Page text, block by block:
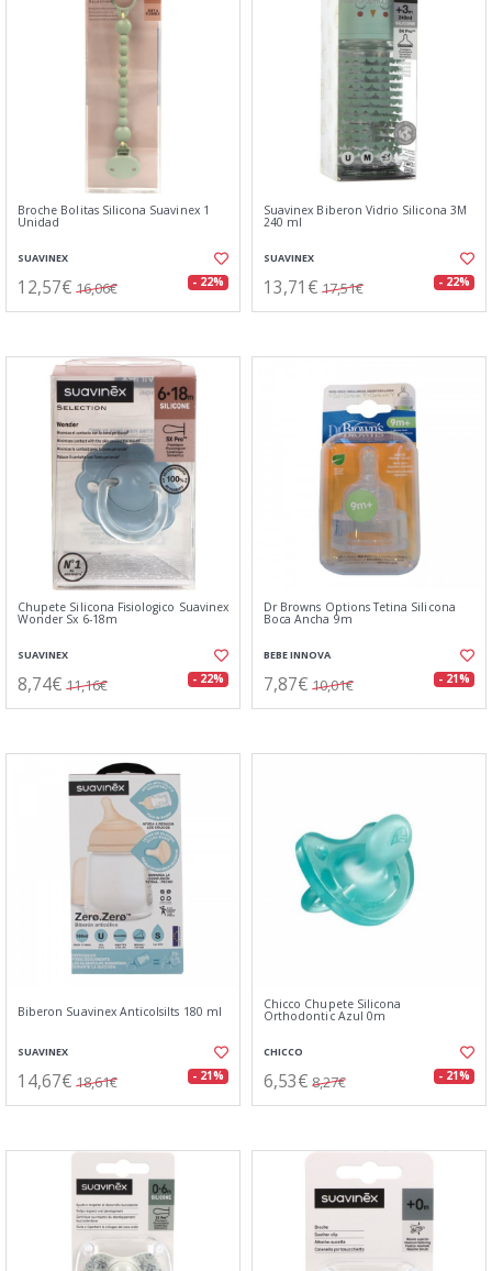
Broche Bolitas Silicona Suavinex 1
Unidad
SUAVINEX
12,57€ 16,06€ - 22%
Suavinex Biberon Vidrio Silicona 3M
240 ml
SUAVINEX
13,71€ 17,51€ - 22%
Chupete Silicona Fisiologico Suavinex
Wonder Sx 6-18m
SUAVINEX
8,74€ 11,16€ - 22%
Dr Browns Options Tetina Silicona
Boca Ancha 9m
BEBE INNOVA
7,87€ 10,01€ - 21%
Biberon Suavinex Anticolsilts 180 ml
SUAVINEX
14,67€ 18,61€ - 21%
Chicco Chupete Silicona
Orthodontic Azul 0m
CHICCO
6,53€ 8,27€ - 21%